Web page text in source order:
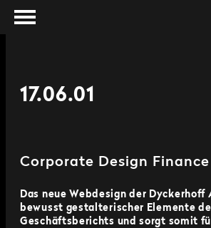
17.06.01
Corporate Design Finance
Das neue Webdesign der Dyckerhoff
bewusst gestalterischer Elemente
Geschäftsberichts und sorgt somit